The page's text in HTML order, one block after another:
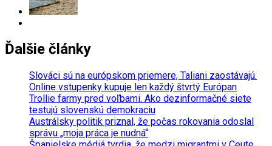
Ďalšie články
Slováci sú na európskom priemere, Taliani zaostávajú.
Online vstupenky kupuje len každý štvrtý Európan
Trollie farmy pred voľbami. Ako dezinformačné siete
testujú slovenskú demokraciu
Austrálsky politik priznal, že počas rokovania odoslal
správu „moja práca je nudná“